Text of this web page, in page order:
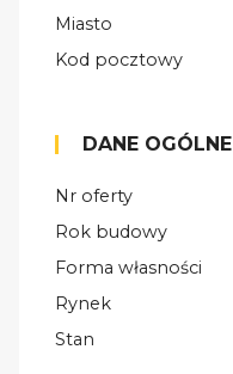
Miasto
Kod pocztowy
DANE OGÓLNE
Nr oferty
Rok budowy
Forma własności
Rynek
Stan